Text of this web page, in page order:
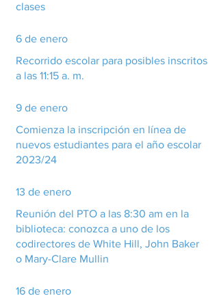
clases
6 de enero
Recorrido escolar para posibles inscritos
a las 11:15 a. m.
9 de enero
Comienza la inscripción en línea de
nuevos estudiantes para el año escolar
2023/24
13 de enero
Reunión del PTO a las 8:30 am en la
biblioteca: conozca a uno de los
codirectores de White Hill, John Baker
o Mary-Clare Mullin
16 de enero